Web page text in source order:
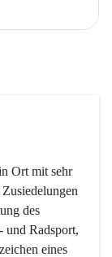
Ort mit sehr
des
und Radsport,
eines